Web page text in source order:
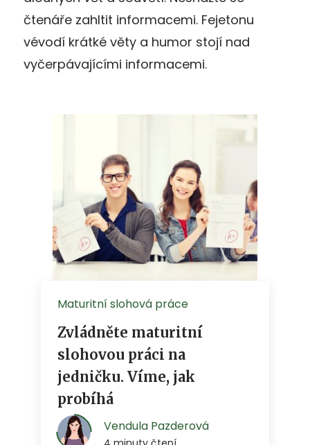
čtenáře zahltit informacemi. Fejetonu
vévodí krátké věty a humor stojí nad
vyčerpávajícími informacemi.